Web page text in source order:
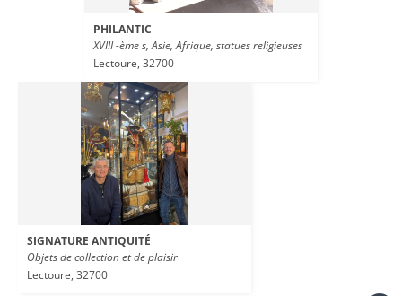
PHILANTIC
XVIII -ème s, Asie, Afrique, statues religieuses
Lectoure, 32700
SIGNATURE ANTIQUITÉ
Objets de collection et de plaisir
Lectoure, 32700